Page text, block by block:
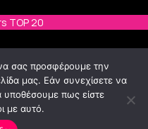
TOP 20
Tracks
σας προσφέρουμε την
μας. Εάν συνεχίσετε να
υποθέσουμε πως είστε
με αυτό.